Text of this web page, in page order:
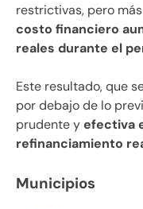
restrictivas, pero
costo financiero
reales durante el
Este resultado, que
por debajo de lo
prudente yefectiva
refinanciamiento
Municipios